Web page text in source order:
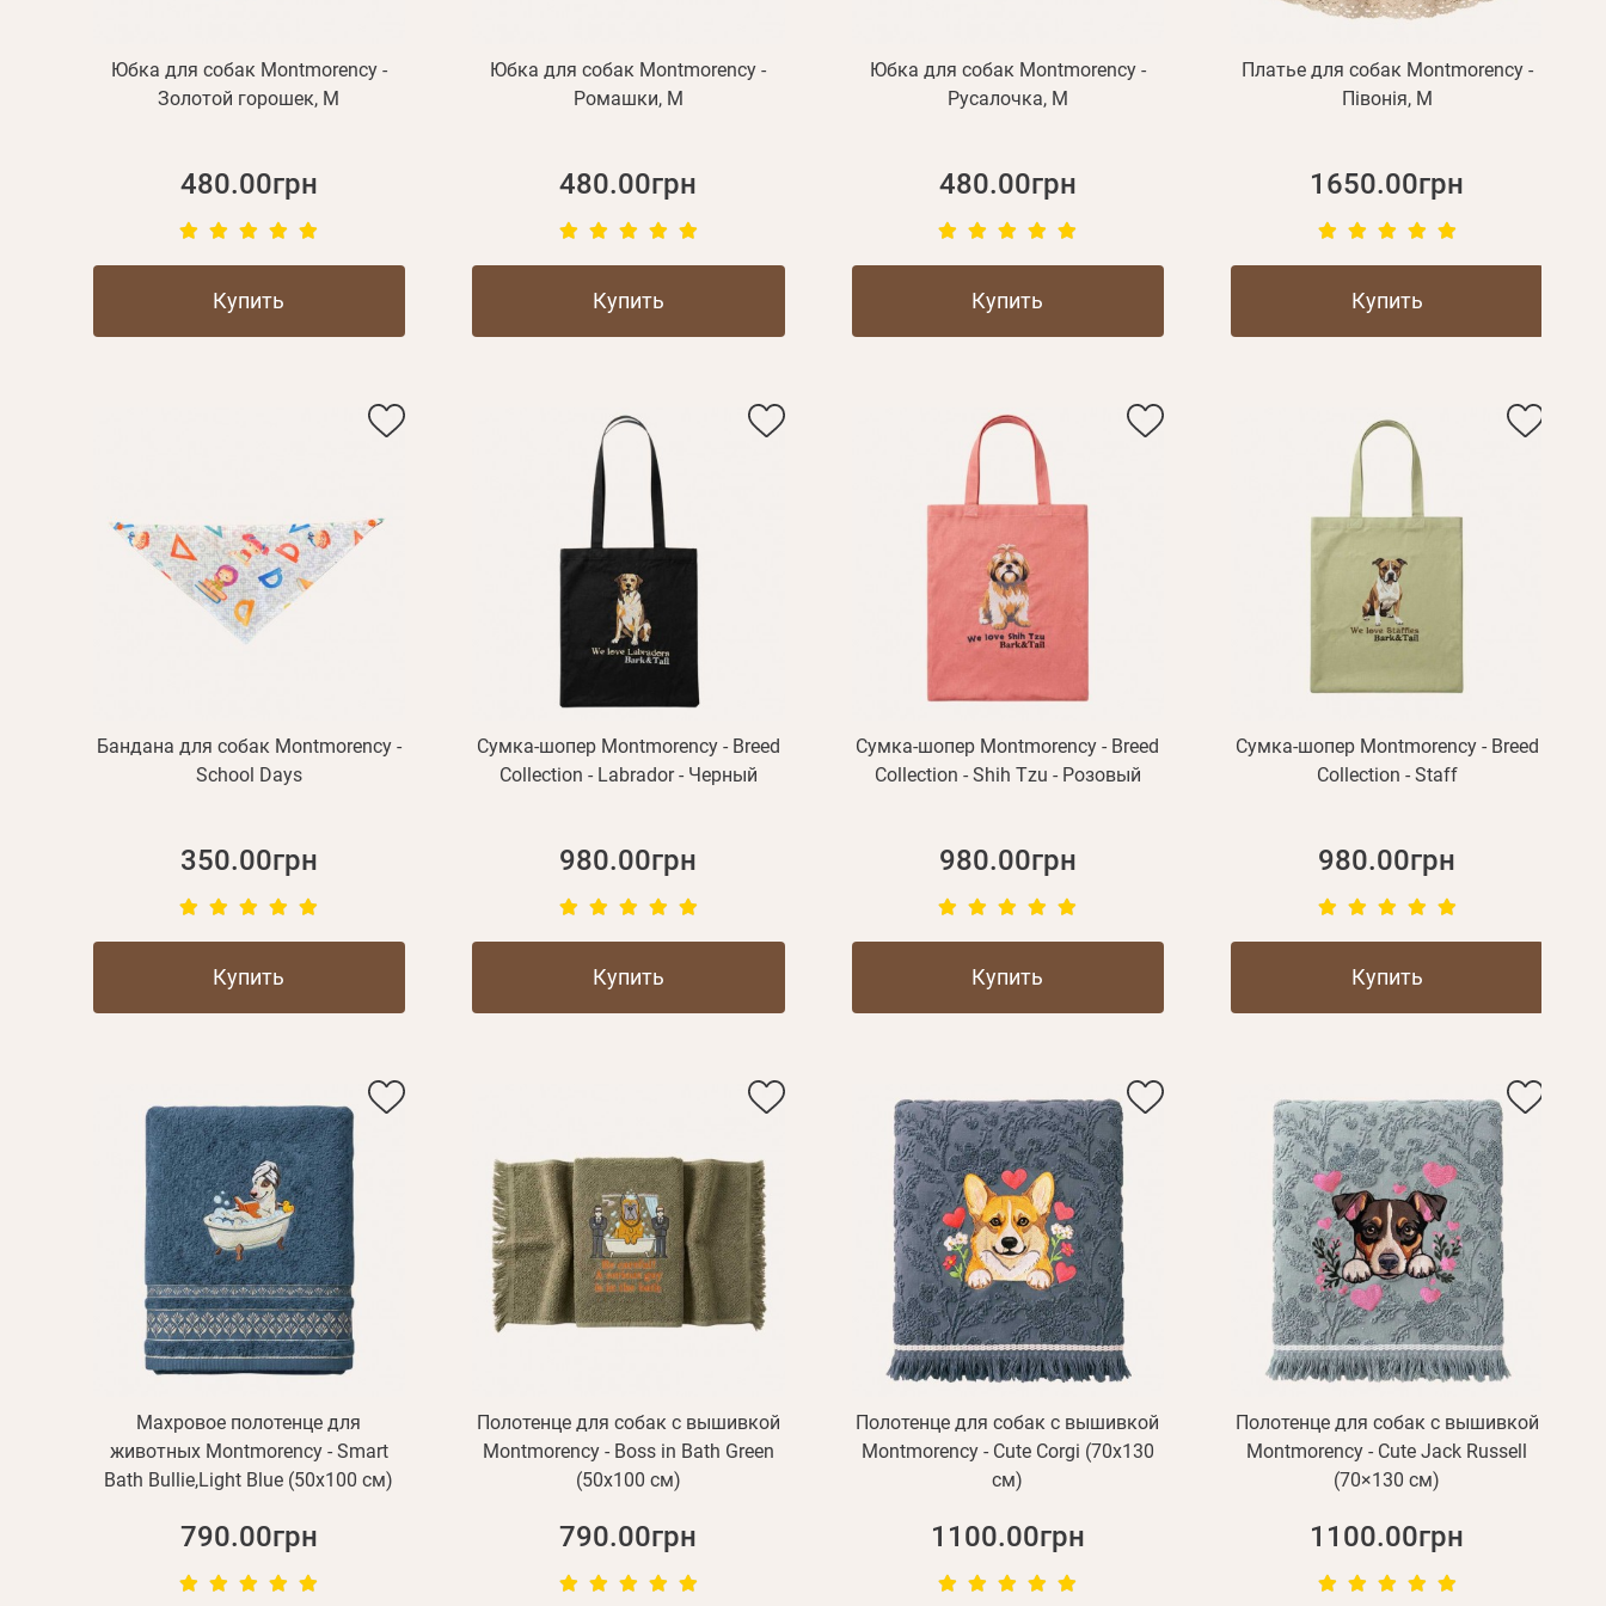
Юбка для собак Montmorency -
Золотой горошек, M
480.00грн
Купить
Юбка для собак Montmorency -
Ромашки, M
480.00грн
Купить
Юбка для собак Montmorency -
Русалочка, M
480.00грн
Купить
Платье для собак Montmorency -
Півонія, M
1650.00грн
Купить
Бандана для собак Montmorency -
School Days
350.00грн
Купить
Сумка-шопер Montmorency - Breed
Collection - Labrador - Черный
980.00грн
Купить
Сумка-шопер Montmorency - Breed
Collection - Shih Tzu - Розовый
980.00грн
Купить
Сумка-шопер Montmorency - Breed
Collection - Staff
980.00грн
Купить
Махровое полотенце для
животных Montmorency - Smart
Bath Bullie,Light Blue (50x100 см)
790.00грн
Полотенце для собак с вышивкой
Montmorency - Boss in Bath Green
(50х100 см)
790.00грн
Полотенце для собак с вышивкой
Montmorency - Cute Corgi (70х130
см)
1100.00грн
Полотенце для собак с вышивкой
Montmorency - Cute Jack Russell
(70×130 см)
1100.00грн